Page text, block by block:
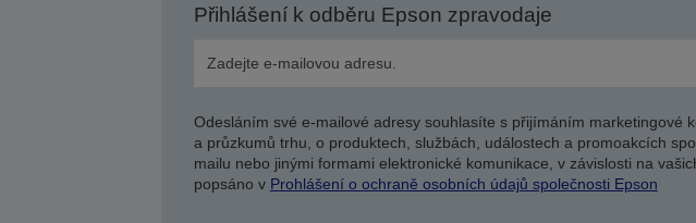
Přihlášení k odběru Epson zpravodaje
Odesláním své e-mailové adresy souhlasíte s přijímáním marketingové
a průzkumů trhu, o produktech, službách, událostech a promoakcích
mailu nebo jinými formami elektronické komunikace, v závislosti na
popsáno v Prohlášení o ochraně osobních údajů společnosti Epson